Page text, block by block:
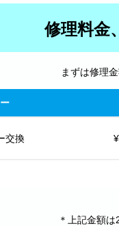
修理料金
まずは修理
交換
＊上記金額は